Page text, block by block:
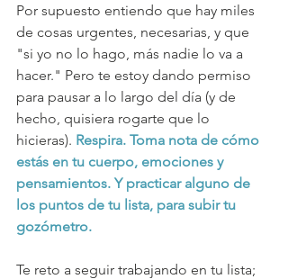
Por supuesto entiendo que hay miles
de cosas urgentes, necesarias, y que
"si yo no lo hago, más nadie lo va a
hacer." Pero te estoy dando permiso
para pausar a lo largo del día (y de
hecho, quisiera rogarte que lo
hicieras). Respira. Toma nota de cómo
estás en tu cuerpo, emociones y
pensamientos. Y practicar alguno de
los puntos de tu lista, para subir tu
gozómetro.
Te reto a seguir trabajando en tu lista;